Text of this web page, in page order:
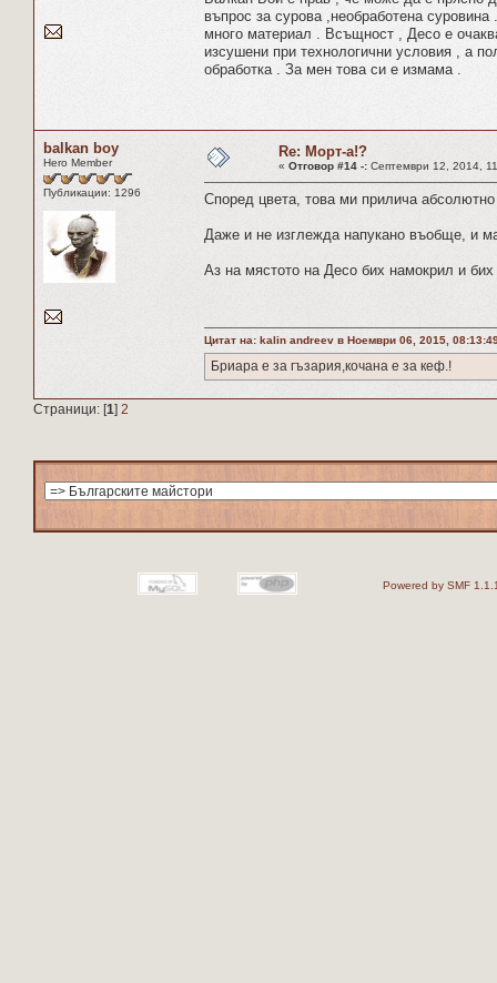
въпрос за сурова ,необработена суровина
много материал . Всъщност , Десо е
изсушени при технологични условия , а
обработка . За мен това си е измама .
balkan boy
Hero Member
Публикации: 1296
Re: Морт-а!?
« Отговор #14 -: Септември 12, 2014,
Според цвета, това ми прилича
Даже и не изглежда напукано въобще, и
Аз на мястото на Десо бих намокрил и
Цитат на: kalin andreev в Ноември 06, 2015,
Бриара е за гъзария,кочана е за кеф.!
Страници: [1] 2
Powered by SMF